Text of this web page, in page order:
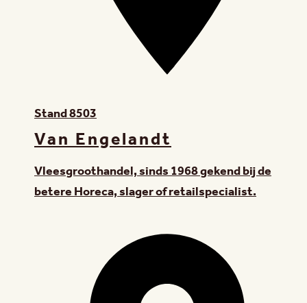
Stand8503
Van Engelandt
Vleesgroothandel, sinds 1968 gekend bij de
betere Horeca, slager of retailspecialist.